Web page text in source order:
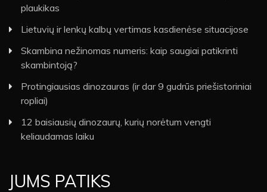
plaukikas
Lietuvių ir lenkų kalbų vertimas kasdienėse situacijose
Skambina nežinomas numeris: kaip saugiai patikrinti
skambintoją?
Protingiausias dinozauras (ir dar 9 gudrūs priešistoriniai
ropliai)
12 baisiausių dinozaurų, kurių norėtum vengti
keliaudamas laiku
JUMS PATIKS